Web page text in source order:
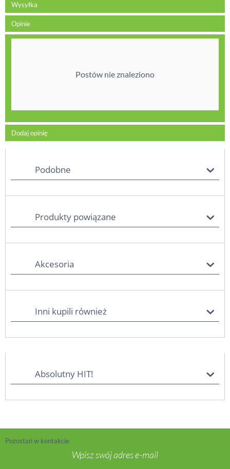
Wysyłka
Opinie
Postów nie znaleziono
Dodaj opinię
Podobne
Produkty powiązane
Akcesoria
Inni kupili również
Absolutny HIT!
Pozostań w kontakcie
Wpisz swój adres e-mail